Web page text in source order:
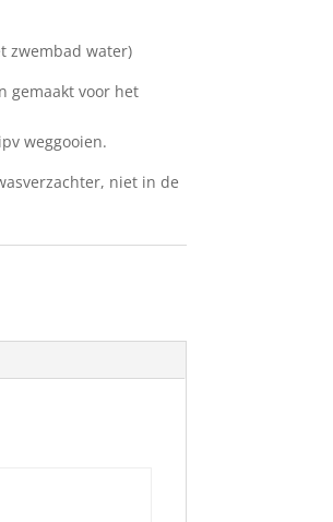
zwembad water)
gemaakt voor het
weggooien.
niet in de